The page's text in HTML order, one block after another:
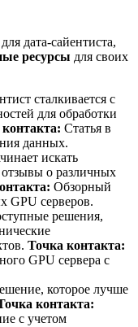
дата-сайентиста,
ресурсы для своих
сталкивается с
для обработки
Статья в
данных.
искать
отзывы о различных
Обзорный
GPU серверов.
решения,
Точка контакта:
GPU сервера с
которое лучше
контакта:
с учетом